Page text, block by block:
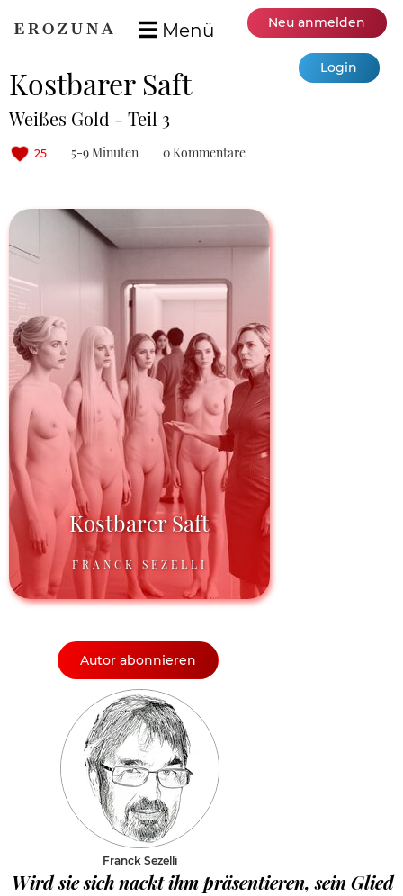
Menü Neu anmelden
Login
Kostbarer Saft
Weißes Gold - Teil 3
25 5-9 Minuten 0 Kommentare
Kostbarer Saft
FRANCK SEZELLI
Autor abonnieren
Franck Sezelli
Wird sie sich nackt ihm präsentieren, sein Glied